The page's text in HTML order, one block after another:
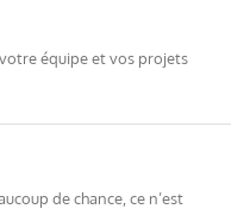
équipe et vos projets
de chance, ce n’est